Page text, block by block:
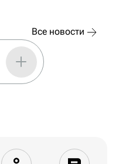
Все новости